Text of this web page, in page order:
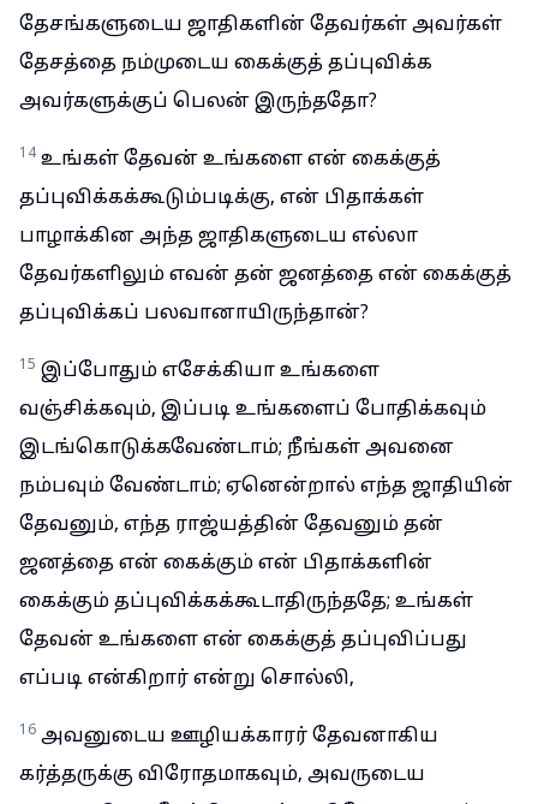
தேசங்களுடைய ஜாதிகளின் தேவர்கள் அவர்கள்
தேசத்தை நம்முடைய கைக்குத் தப்புவிக்க
அவர்களுக்குப் பெலன் இருந்ததோ?
14 உங்கள் தேவன் உங்களை என் கைக்குத்
தப்புவிக்கக்கூடும்படிக்கு, என் பிதாக்கள்
பாழாக்கின அந்த ஜாதிகளுடைய எல்லா
தேவர்களிலும் எவன் தன் ஜனத்தை என் கைக்குத்
தப்புவிக்கப் பலவானாயிருந்தான்?
15 இப்போதும் எசேக்கியா உங்களை
வஞ்சிக்கவும், இப்படி உங்களைப் போதிக்கவும்
இடங்கொடுக்கவேண்டாம்; நீங்கள் அவனை
நம்பவும் வேண்டாம்; ஏனென்றால் எந்த ஜாதியின்
தேவனும், எந்த ராஜ்யத்தின் தேவனும் தன்
ஜனத்தை என் கைக்கும் என் பிதாக்களின்
கைக்கும் தப்புவிக்கக்கூடாதிருந்ததே; உங்கள்
தேவன் உங்களை என் கைக்குத் தப்புவிப்பது
எப்படி என்கிறார் என்று சொல்லி,
16 அவனுடைய ஊழியக்காரர் தேவனாகிய
கர்த்தருக்கு விரோதமாகவும், அவருடைய